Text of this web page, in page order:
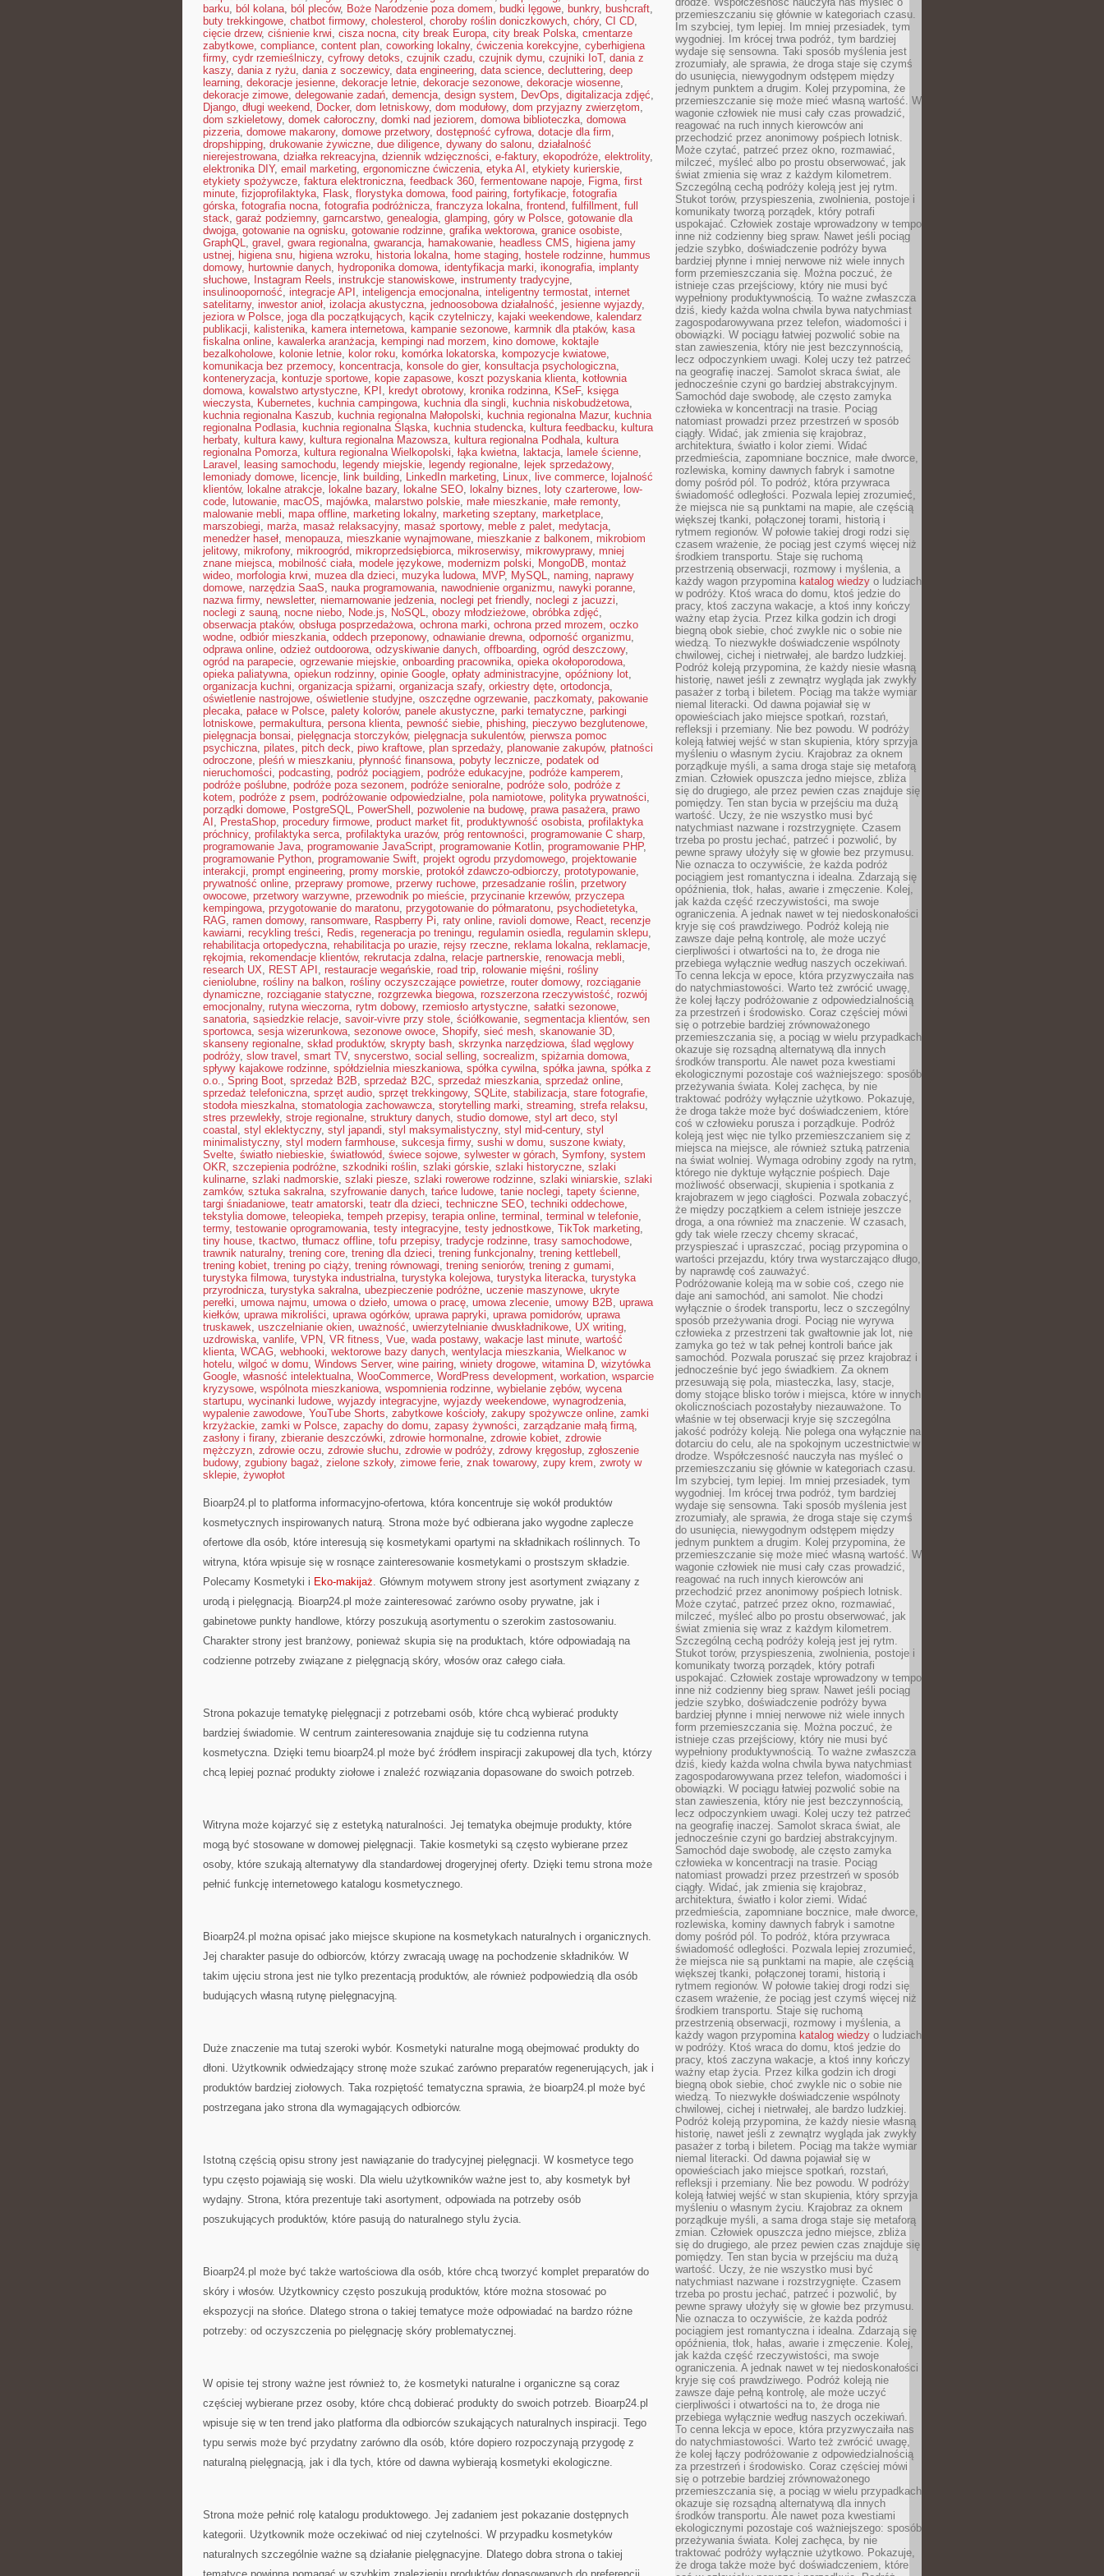
barku, ból kolana, ból pleców, Boże Narodzenie poza domem, budki lęgowe, bunkry, bushcraft,
buty trekkingowe, chatbot firmowy, cholesterol , choroby roślin doniczkowych, chóry, CI CD,
cięcie drzew, ciśnienie krwi, cisza nocna, city break Europa, city break Polska, cmentarze
zabytkowe, compliance, content plan, coworking lokalny, ćwiczenia korekcyjne, cyberhigiena
firmy, cydr rzemieślniczy, cyfrowy detoks, czujnik czadu, czujnik dymu, czujniki IoT, dania z
kaszy, dania z ryżu, dania z soczewicy, data engineering, data science, decluttering, deep
learning, dekoracje jesienne, dekoracje letnie, dekoracje sezonowe, dekoracje wiosenne,
dekoracje zimowe, delegowanie zadań, demencja, design system, DevOps, digitalizacja zdjęć,
Django, długi weekend, Docker, dom letniskowy, dom modułowy, dom przyjazny zwierzętom,
dom szkieletowy, domek całoroczny, domki nad jeziorem, domowa biblioteczka, domowa
pizzeria, domowe makarony, domowe przetwory, dostępność cyfrowa, dotacje dla firm,
dropshipping, drukowanie żywiczne, due diligence, dywany do salonu, działalność
nierejestrowana, działka rekreacyjna, dziennik wdzięczności, e-faktury, ekopodróże, elektrolity,
elektronika DIY, email marketing, ergonomiczne ćwiczenia, etyka AI , etykiety kurierskie,
etykiety spożywcze, faktura elektroniczna, feedback 360, fermentowane napoje, Figma, first
minute, fizjoprofilaktyka, Flask, florystyka domowa, food pairing, fortyfikacje, fotografia
górska, fotografia nocna, fotografia podróżnicza, franczyza lokalna, frontend, fulfillment, full
stack, garaż podziemny, garncarstwo, genealogia, glamping, góry w Polsce, gotowanie dla
dwojga, gotowanie na ognisku, gotowanie rodzinne, grafika wektorowa, granice osobiste,
GraphQL, gravel , gwara regionalna, gwarancja, hamakowanie, headless CMS, higiena jamy
ustnej, higiena snu, higiena wzroku, historia lokalna, home staging, hostele rodzinne, hummus
domowy, hurtownie danych, hydroponika domowa, identyfikacja marki, ikonografia, implanty
słuchowe, Instagram Reels, instrukcje stanowiskowe, instrumenty tradycyjne,
insulinooporność, integracje API , inteligencja emocjonalna, inteligentny termostat, internet
satelitarny, inwestor anioł, izolacja akustyczna, jednoosobowa działalność, jesienne wyjazdy,
jeziora w Polsce, joga dla początkujących, kącik czytelniczy, kajaki weekendowe, kalendarz
publikacji, kalistenika, kamera internetowa, kampanie sezonowe, karmnik dla ptaków, kasa
fiskalna online, kawalerka aranżacja, kempingi nad morzem, kino domowe, koktajle
bezalkoholowe, kolonie letnie, kolor roku, komórka lokatorska, kompozycje kwiatowe,
komunikacja bez przemocy, koncentracja, konsole do gier, konsultacja psychologiczna,
konteneryzacja, kontuzje sportowe, kopie zapasowe, koszt pozyskania klienta, kotłownia
domowa, kowalstwo artystyczne, KPI , kredyt obrotowy, kronika rodzinna, KSeF, księga
wieczysta, Kubernetes, kuchnia campingowa, kuchnia dla singli, kuchnia niskobudżetowa,
kuchnia regionalna Kaszub, kuchnia regionalna Małopolski, kuchnia regionalna Mazur, kuchnia
regionalna Podlasia, kuchnia regionalna Śląska, kuchnia studencka, kultura feedbacku, kultura
herbaty, kultura kawy, kultura regionalna Mazowsza, kultura regionalna Podhala, kultura
regionalna Pomorza, kultura regionalna Wielkopolski, łąka kwietna, laktacja, lamele ścienne,
Laravel , leasing samochodu, legendy miejskie, legendy regionalne, lejek sprzedażowy,
lemoniady domowe, licencje, link building, LinkedIn marketing, Linux, live commerce, lojalność
klientów, lokalne atrakcje, lokalne bazary, lokalne SEO, lokalny biznes, loty czarterowe, low-
code, lutowanie, macOS, majówka, malarstwo polskie, małe mieszkanie, małe remonty,
malowanie mebli, mapa offline, marketing lokalny, marketing szeptany, marketplace,
marszobiegi, marża, masaż relaksacyjny, masaż sportowy, meble z palet, medytacja,
menedżer haseł, menopauza, mieszkanie wynajmowane, mieszkanie z balkonem, mikrobiom
jelitowy, mikrofony, mikroogród, mikroprzedsiębiorca, mikroserwisy, mikrowyprawy, mniej
znane miejsca, mobilność ciała, modele językowe, modernizm polski, MongoDB, montaż
wideo, morfologia krwi, muzea dla dzieci, muzyka ludowa, MVP, MySQL, naming, naprawy
domowe, narzędzia SaaS, nauka programowania, nawodnienie organizmu, nawyki poranne,
nazwa firmy, newsletter, niemarnowanie jedzenia, noclegi pet friendly, noclegi z jacuzzi,
noclegi z sauną, nocne niebo, Node.js, NoSQL, obozy młodzieżowe, obróbka zdjęć,
obserwacja ptaków, obsługa posprzedażowa, ochrona marki, ochrona przed mrozem, oczko
wodne, odbiór mieszkania, oddech przeponowy, odnawianie drewna, odporność organizmu,
odprawa online, odzież outdoorowa, odzyskiwanie danych, offboarding, ogród deszczowy,
ogród na parapecie, ogrzewanie miejskie, onboarding pracownika, opieka okołoporodowa,
opieka paliatywna, opiekun rodzinny, opinie Google, opłaty administracyjne, opóźniony lot,
organizacja kuchni, organizacja spiżarni, organizacja szafy, orkiestry dęte, ortodoncja,
oświetlenie nastrojowe, oświetlenie studyjne, oszczędne ogrzewanie, paczkomaty, pakowanie
plecaka, pałace w Polsce, palety kolorów, panele akustyczne, parki tematyczne, parkingi
lotniskowe, permakultura, persona klienta, pewność siebie, phishing, pieczywo bezglutenowe,
pielęgnacja bonsai, pielęgnacja storczyków, pielęgnacja sukulentów, pierwsza pomoc
psychiczna, pilates, pitch deck, piwo kraftowe, plan sprzedaży, planowanie zakupów, płatności
odroczone, pleśń w mieszkaniu, płynność finansowa, pobyty lecznicze, podatek od
nieruchomości, podcasting, podróż pociągiem, podróże edukacyjne, podróże kamperem,
podróże poślubne, podróże poza sezonem, podróże senioralne, podróże solo, podróże z
kotem, podróże z psem, podróżowanie odpowiedzialne, pola namiotowe, polityka prywatności,
porządki domowe, PostgreSQL, PowerShell , pozwolenie na budowę, prawa pasażera, prawo
AI , PrestaShop, procedury firmowe, product market fit, produktywność osobista, profilaktyka
próchnicy, profilaktyka serca, profilaktyka urazów, próg rentowności, programowanie C sharp,
programowanie Java, programowanie JavaScript, programowanie Kotlin, programowanie PHP,
programowanie Python, programowanie Swift, projekt ogrodu przydomowego, projektowanie
interakcji, prompt engineering, promy morskie, protokół zdawczo-odbiorczy, prototypowanie,
prywatność online, przeprawy promowe, przerwy ruchowe, przesadzanie roślin, przetwory
owocowe, przetwory warzywne, przewodnik po mieście, przycinanie krzewów, przyczepa
kempingowa, przygotowanie do maratonu, przygotowanie do półmaratonu, psychodietetyka,
RAG, ramen domowy, ransomware, Raspberry Pi, raty online, ravioli domowe, React, recenzje
kawiarni, recykling treści, Redis, regeneracja po treningu, regulamin osiedla, regulamin sklepu,
rehabilitacja ortopedyczna, rehabilitacja po urazie, rejsy rzeczne, reklama lokalna, reklamacje,
rękojmia, rekomendacje klientów, rekrutacja zdalna, relacje partnerskie, renowacja mebli,
research UX, REST API , restauracje wegańskie, road trip, rolowanie mięśni, rośliny
cieniolubne, rośliny na balkon, rośliny oczyszczające powietrze, router domowy, rozciąganie
dynamiczne, rozciąganie statyczne, rozgrzewka biegowa, rozszerzona rzeczywistość, rozwój
emocjonalny, rutyna wieczorna, rytm dobowy, rzemiosło artystyczne, sałatki sezonowe,
sanatoria, sąsiedzkie relacje, savoir-vivre przy stole, ściółkowanie, segmentacja klientów, sen
sportowca, sesja wizerunkowa, sezonowe owoce, Shopify, sieć mesh, skanowanie 3D,
skanseny regionalne, skład produktów, skrypty bash, skrzynka narzędziowa, ślad węglowy
podróży, slow travel , smart TV, snycerstwo, social selling, socrealizm, spiżarnia domowa,
spływy kajakowe rodzinne, spółdzielnia mieszkaniowa, spółka cywilna, spółka jawna, spółka z
o.o., Spring Boot, sprzedaż B2B, sprzedaż B2C, sprzedaż mieszkania, sprzedaż online,
sprzedaż telefoniczna, sprzęt audio, sprzęt trekkingowy, SQLite, stabilizacja, stare fotografie,
stodoła mieszkalna, stomatologia zachowawcza, storytelling marki, streaming, strefa relaksu,
stres przewlekły, stroje regionalne, struktury danych, studio domowe, styl art deco, styl
coastal , styl eklektyczny, styl japandi, styl maksymalistyczny, styl mid-century, styl
minimalistyczny, styl modern farmhouse, sukcesja firmy, sushi w domu, suszone kwiaty,
Svelte, światło niebieskie, światłowód, świece sojowe, sylwester w górach, Symfony, system
OKR, szczepienia podróżne, szkodniki roślin, szlaki górskie, szlaki historyczne, szlaki
kulinarne, szlaki nadmorskie, szlaki piesze, szlaki rowerowe rodzinne, szlaki winiarskie, szlaki
zamków, sztuka sakralna, szyfrowanie danych, tańce ludowe, tanie noclegi, tapety ścienne,
targi śniadaniowe, teatr amatorski, teatr dla dzieci, techniczne SEO, techniki oddechowe,
tekstylia domowe, teleopieka, tempeh przepisy, terapia online, terminal , terminal w telefonie,
termy, testowanie oprogramowania, testy integracyjne, testy jednostkowe, TikTok marketing,
tiny house, tkactwo, tłumacz offline, tofu przepisy, tradycje rodzinne, trasy samochodowe,
trawnik naturalny, trening core, trening dla dzieci, trening funkcjonalny, trening kettlebell ,
trening kobiet, trening po ciąży, trening równowagi, trening seniorów, trening z gumami,
turystyka filmowa, turystyka industrialna, turystyka kolejowa, turystyka literacka, turystyka
przyrodnicza, turystyka sakralna, ubezpieczenie podróżne, uczenie maszynowe, ukryte
perełki, umowa najmu, umowa o dzieło, umowa o pracę, umowa zlecenie, umowy B2B, uprawa
kiełków, uprawa mikroliści, uprawa ogórków, uprawa papryki, uprawa pomidorów, uprawa
truskawek, uszczelnianie okien, uważność, uwierzytelnianie dwuskładnikowe, UX writing,
uzdrowiska, vanlife, VPN, VR fitness, Vue, wada postawy, wakacje last minute, wartość
klienta, WCAG, webhooki, wektorowe bazy danych, wentylacja mieszkania, Wielkanoc w
hotelu, wilgoć w domu, Windows Server, wine pairing, winiety drogowe, witamina D, wizytówka
Google, własność intelektualna, WooCommerce, WordPress development, workation, wsparcie
kryzysowe, wspólnota mieszkaniowa, wspomnienia rodzinne, wybielanie zębów, wycena
startupu, wycinanki ludowe, wyjazdy integracyjne, wyjazdy weekendowe, wynagrodzenia,
wypalenie zawodowe, YouTube Shorts, zabytkowe kościoły, zakupy spożywcze online, zamki
krzyżackie, zamki w Polsce, zapachy do domu, zapasy żywności, zarządzanie małą firmą,
zasłony i firany, zbieranie deszczówki, zdrowie hormonalne, zdrowie kobiet, zdrowie
mężczyzn, zdrowie oczu, zdrowie słuchu, zdrowie w podróży, zdrowy kręgosłup, zgłoszenie
budowy, zgubiony bagaż, zielone szkoły, zimowe ferie, znak towarowy, zupy krem, zwroty w
sklepie, żywopłot
Bioarp24.pl to platforma informacyjno-ofertowa, która koncentruje się wokół produktów
kosmetycznych inspirowanych naturą. Strona może być odbierana jako wygodne zaplecze
ofertowe dla osób, które interesują się kosmetykami opartymi na składnikach roślinnych. To
witryna, która wpisuje się w rosnące zainteresowanie kosmetykami o prostszym składzie.
Polecamy Kosmetyki i Eko-makijaż. Głównym motywem strony jest asortyment związany z
urodą i pielęgnacją. Bioarp24.pl może zainteresować zarówno osoby prywatne, jak i
gabinetowe punkty handlowe, którzy poszukują asortymentu o szerokim zastosowaniu.
Charakter strony jest branżowy, ponieważ skupia się na produktach, które odpowiadają na
codzienne potrzeby związane z pielęgnacją skóry, włosów oraz całego ciała.
Strona pokazuje tematykę pielęgnacji z potrzebami osób, które chcą wybierać produkty
bardziej świadomie. W centrum zainteresowania znajduje się tu codzienna rutyna
kosmetyczna. Dzięki temu bioarp24.pl może być źródłem inspiracji zakupowej dla tych, którzy
chcą lepiej poznać produkty ziołowe i znaleźć rozwiązania dopasowane do swoich potrzeb.
Witryna może kojarzyć się z estetyką naturalności. Jej tematyka obejmuje produkty, które
mogą być stosowane w domowej pielęgnacji. Takie kosmetyki są często wybierane przez
osoby, które szukają alternatywy dla standardowej drogeryjnej oferty. Dzięki temu strona może
pełnić funkcję internetowego katalogu kosmetycznego.
Bioarp24.pl można opisać jako miejsce skupione na kosmetykach naturalnych i organicznych.
Jej charakter pasuje do odbiorców, którzy zwracają uwagę na pochodzenie składników. W
takim ujęciu strona jest nie tylko prezentacją produktów, ale również podpowiedzią dla osób
budujących własną rutynę pielęgnacyjną.
Duże znaczenie ma tutaj szeroki wybór. Kosmetyki naturalne mogą obejmować produkty do
dłoni. Użytkownik odwiedzający stronę może szukać zarówno preparatów regenerujących, jak i
produktów bardziej ziołowych. Taka rozpiętość tematyczna sprawia, że bioarp24.pl może być
postrzegana jako strona dla wymagających odbiorców.
Istotną częścią opisu strony jest nawiązanie do tradycyjnej pielęgnacji. W kosmetyce tego
typu często pojawiają się woski. Dla wielu użytkowników ważne jest to, aby kosmetyk był
wydajny. Strona, która prezentuje taki asortyment, odpowiada na potrzeby osób
poszukujących produktów, które pasują do naturalnego stylu życia.
Bioarp24.pl może być także wartościowa dla osób, które chcą tworzyć komplet preparatów do
skóry i włosów. Użytkownicy często poszukują produktów, które można stosować po
ekspozycji na słońce. Dlatego strona o takiej tematyce może odpowiadać na bardzo różne
potrzeby: od oczyszczenia po pielęgnację skóry problematycznej.
W opisie tej strony ważne jest również to, że kosmetyki naturalne i organiczne są coraz
częściej wybierane przez osoby, które chcą dobierać produkty do swoich potrzeb. Bioarp24.pl
wpisuje się w ten trend jako platforma dla odbiorców szukających naturalnych inspiracji. Tego
typu serwis może być przydatny zarówno dla osób, które dopiero rozpoczynają przygodę z
naturalną pielęgnacją, jak i dla tych, które od dawna wybierają kosmetyki ekologiczne.
Strona może pełnić rolę katalogu produktowego. Jej zadaniem jest pokazanie dostępnych
kategorii. Użytkownik może oczekiwać od niej czytelności. W przypadku kosmetyków
naturalnych szczególnie ważne są działanie pielęgnacyjne. Dlatego dobra strona o takiej
przemieszczaniu się głównie w kategoriach czasu.
Im szybciej, tym lepiej. Im mniej przesiadek, tym
wygodniej. Im krócej trwa podróż, tym bardziej
wydaje się sensowna. Taki sposób myślenia jest
zrozumiały, ale sprawia, że droga staje się czymś
do usunięcia, niewygodnym odstępem między
jednym punktem a drugim. Kolej przypomina, że
przemieszczanie się może mieć własną wartość. W
wagonie człowiek nie musi cały czas prowadzić,
reagować na ruch innych kierowców ani
przechodzić przez anonimowy pośpiech lotnisk.
Może czytać, patrzeć przez okno, rozmawiać,
milczeć, myśleć albo po prostu obserwować, jak
świat zmienia się wraz z każdym kilometrem.
Szczególną cechą podróży koleją jest jej rytm.
Stukot torów, przyspieszenia, zwolnienia, postoje i
komunikaty tworzą porządek, który potrafi
uspokajać. Człowiek zostaje wprowadzony w tempo
inne niż codzienny bieg spraw. Nawet jeśli pociąg
jedzie szybko, doświadczenie podróży bywa
bardziej płynne i mniej nerwowe niż wiele innych
form przemieszczania się. Można poczuć, że
istnieje czas przejściowy, który nie musi być
wypełniony produktywnością. To ważne zwłaszcza
dziś, kiedy każda wolna chwila bywa natychmiast
zagospodarowywana przez telefon, wiadomości i
obowiązki. W pociągu łatwiej pozwolić sobie na
stan zawieszenia, który nie jest bezczynnością,
lecz odpoczynkiem uwagi. Kolej uczy też patrzeć
na geografię inaczej. Samolot skraca świat, ale
jednocześnie czyni go bardziej abstrakcyjnym.
Samochód daje swobodę, ale często zamyka
człowieka w koncentracji na trasie. Pociąg
natomiast prowadzi przez przestrzeń w sposób
ciągły. Widać, jak zmienia się krajobraz,
architektura, światło i kolor ziemi. Widać
przedmieścia, zapomniane bocznice, małe dworce,
rozlewiska, kominy dawnych fabryk i samotne
domy pośród pól. To podróż, która przywraca
świadomość odległości. Pozwala lepiej zrozumieć,
że miejsca nie są punktami na mapie, ale częścią
większej tkanki, połączonej torami, historią i
rytmem regionów. W połowie takiej drogi rodzi się
czasem wrażenie, że pociąg jest czymś więcej niż
środkiem transportu. Staje się ruchomą
przestrzenią obserwacji, rozmowy i myślenia, a
każdy wagon przypomina katalog wiedzy o ludziach
w podróży. Ktoś wraca do domu, ktoś jedzie do
pracy, ktoś zaczyna wakacje, a ktoś inny kończy
ważny etap życia. Przez kilka godzin ich drogi
biegną obok siebie, choć zwykle nic o sobie nie
wiedzą. To niezwykłe doświadczenie wspólnoty
chwilowej, cichej i nietrwałej, ale bardzo ludzkiej.
Podróż koleją przypomina, że każdy niesie własną
historię, nawet jeśli z zewnątrz wygląda jak zwykły
pasażer z torbą i biletem. Pociąg ma także wymiar
niemal literacki. Od dawna pojawiał się w
opowieściach jako miejsce spotkań, rozstań,
refleksji i przemiany. Nie bez powodu. W podróży
koleją łatwiej wejść w stan skupienia, który sprzyja
myśleniu o własnym życiu. Krajobraz za oknem
porządkuje myśli, a sama droga staje się metaforą
zmian. Człowiek opuszcza jedno miejsce, zbliża
się do drugiego, ale przez pewien czas znajduje się
pomiędzy. Ten stan bycia w przejściu ma dużą
wartość. Uczy, że nie wszystko musi być
natychmiast nazwane i rozstrzygnięte. Czasem
trzeba po prostu jechać, patrzeć i pozwolić, by
pewne sprawy ułożyły się w głowie bez przymusu.
Nie oznacza to oczywiście, że każda podróż
pociągiem jest romantyczna i idealna. Zdarzają się
opóźnienia, tłok, hałas, awarie i zmęczenie. Kolej,
jak każda część rzeczywistości, ma swoje
ograniczenia. A jednak nawet w tej niedoskonałości
kryje się coś prawdziwego. Podróż koleją nie
zawsze daje pełną kontrolę, ale może uczyć
cierpliwości i otwartości na to, że droga nie
przebiega wyłącznie według naszych oczekiwań.
To cenna lekcja w epoce, która przyzwyczaiła nas
do natychmiastowości. Warto też zwrócić uwagę,
że kolej łączy podróżowanie z odpowiedzialnością
za przestrzeń i środowisko. Coraz częściej mówi
się o potrzebie bardziej zrównoważonego
przemieszczania się, a pociąg w wielu przypadkach
okazuje się rozsądną alternatywą dla innych
środków transportu. Ale nawet poza kwestiami
ekologicznymi pozostaje coś ważniejszego: sposób
przeżywania świata. Kolej zachęca, by nie
traktować podróży wyłącznie użytkowo. Pokazuje,
że droga także może być doświadczeniem, które
coś w człowieku porusza i porządkuje. Podróż
koleją jest więc nie tylko przemieszczaniem się z
miejsca na miejsce, ale również sztuką patrzenia
na świat wolniej. Wymaga odrobiny zgody na rytm,
którego nie dyktuje wyłącznie pośpiech. Daje
możliwość obserwacji, skupienia i spotkania z
krajobrazem w jego ciągłości. Pozwala zobaczyć,
że między początkiem a celem istnieje jeszcze
droga, a ona również ma znaczenie. W czasach,
gdy tak wiele rzeczy chcemy skracać,
przyspieszać i upraszczać, pociąg przypomina o
wartości przejazdu, który trwa wystarczająco długo,
by naprawdę coś zauważyć.
Podróżowanie koleją ma w sobie coś, czego nie
daje ani samochód, ani samolot. Nie chodzi
wyłącznie o środek transportu, lecz o szczególny
sposób przeżywania drogi. Pociąg nie wyrywa
człowieka z przestrzeni tak gwałtownie jak lot, nie
zamyka go też w tak pełnej kontroli bańce jak
samochód. Pozwala poruszać się przez krajobraz i
jednocześnie być jego świadkiem. Za oknem
przesuwają się pola, miasteczka, lasy, stacje,
domy stojące blisko torów i miejsca, które w innych
okolicznościach pozostałyby niezauważone. To
właśnie w tej obserwacji kryje się szczególna
jakość podróży koleją. Nie polega ona wyłącznie na
dotarciu do celu, ale na spokojnym uczestnictwie w
drodze. Współczesność nauczyła nas myśleć o
przemieszczaniu się głównie w kategoriach czasu.
Im szybciej, tym lepiej. Im mniej przesiadek, tym
wygodniej. Im krócej trwa podróż, tym bardziej
wydaje się sensowna. Taki sposób myślenia jest
zrozumiały, ale sprawia, że droga staje się czymś
do usunięcia, niewygodnym odstępem między
jednym punktem a drugim. Kolej przypomina, że
przemieszczanie się może mieć własną wartość. W
wagonie człowiek nie musi cały czas prowadzić,
reagować na ruch innych kierowców ani
przechodzić przez anonimowy pośpiech lotnisk.
Może czytać, patrzeć przez okno, rozmawiać,
milczeć, myśleć albo po prostu obserwować, jak
świat zmienia się wraz z każdym kilometrem.
Szczególną cechą podróży koleją jest jej rytm.
Stukot torów, przyspieszenia, zwolnienia, postoje i
komunikaty tworzą porządek, który potrafi
uspokajać. Człowiek zostaje wprowadzony w tempo
inne niż codzienny bieg spraw. Nawet jeśli pociąg
jedzie szybko, doświadczenie podróży bywa
bardziej płynne i mniej nerwowe niż wiele innych
form przemieszczania się. Można poczuć, że
istnieje czas przejściowy, który nie musi być
wypełniony produktywnością. To ważne zwłaszcza
dziś, kiedy każda wolna chwila bywa natychmiast
zagospodarowywana przez telefon, wiadomości i
obowiązki. W pociągu łatwiej pozwolić sobie na
stan zawieszenia, który nie jest bezczynnością,
lecz odpoczynkiem uwagi. Kolej uczy też patrzeć
na geografię inaczej. Samolot skraca świat, ale
jednocześnie czyni go bardziej abstrakcyjnym.
Samochód daje swobodę, ale często zamyka
człowieka w koncentracji na trasie. Pociąg
natomiast prowadzi przez przestrzeń w sposób
ciągły. Widać, jak zmienia się krajobraz,
architektura, światło i kolor ziemi. Widać
przedmieścia, zapomniane bocznice, małe dworce,
rozlewiska, kominy dawnych fabryk i samotne
domy pośród pól. To podróż, która przywraca
świadomość odległości. Pozwala lepiej zrozumieć,
że miejsca nie są punktami na mapie, ale częścią
większej tkanki, połączonej torami, historią i
rytmem regionów. W połowie takiej drogi rodzi się
czasem wrażenie, że pociąg jest czymś więcej niż
środkiem transportu. Staje się ruchomą
przestrzenią obserwacji, rozmowy i myślenia, a
każdy wagon przypomina katalog wiedzy o ludziach
w podróży. Ktoś wraca do domu, ktoś jedzie do
pracy, ktoś zaczyna wakacje, a ktoś inny kończy
ważny etap życia. Przez kilka godzin ich drogi
biegną obok siebie, choć zwykle nic o sobie nie
wiedzą. To niezwykłe doświadczenie wspólnoty
chwilowej, cichej i nietrwałej, ale bardzo ludzkiej.
Podróż koleją przypomina, że każdy niesie własną
historię, nawet jeśli z zewnątrz wygląda jak zwykły
pasażer z torbą i biletem. Pociąg ma także wymiar
niemal literacki. Od dawna pojawiał się w
opowieściach jako miejsce spotkań, rozstań,
refleksji i przemiany. Nie bez powodu. W podróży
koleją łatwiej wejść w stan skupienia, który sprzyja
myśleniu o własnym życiu. Krajobraz za oknem
porządkuje myśli, a sama droga staje się metaforą
zmian. Człowiek opuszcza jedno miejsce, zbliża
się do drugiego, ale przez pewien czas znajduje się
pomiędzy. Ten stan bycia w przejściu ma dużą
wartość. Uczy, że nie wszystko musi być
natychmiast nazwane i rozstrzygnięte. Czasem
trzeba po prostu jechać, patrzeć i pozwolić, by
pewne sprawy ułożyły się w głowie bez przymusu.
Nie oznacza to oczywiście, że każda podróż
pociągiem jest romantyczna i idealna. Zdarzają się
opóźnienia, tłok, hałas, awarie i zmęczenie. Kolej,
jak każda część rzeczywistości, ma swoje
ograniczenia. A jednak nawet w tej niedoskonałości
kryje się coś prawdziwego. Podróż koleją nie
zawsze daje pełną kontrolę, ale może uczyć
cierpliwości i otwartości na to, że droga nie
przebiega wyłącznie według naszych oczekiwań.
To cenna lekcja w epoce, która przyzwyczaiła nas
do natychmiastowości. Warto też zwrócić uwagę,
że kolej łączy podróżowanie z odpowiedzialnością
za przestrzeń i środowisko. Coraz częściej mówi
się o potrzebie bardziej zrównoważonego
przemieszczania się, a pociąg w wielu przypadkach
okazuje się rozsądną alternatywą dla innych
środków transportu. Ale nawet poza kwestiami
ekologicznymi pozostaje coś ważniejszego: sposób
przeżywania świata. Kolej zachęca, by nie
traktować podróży wyłącznie użytkowo. Pokazuje,
że droga także może być doświadczeniem, które